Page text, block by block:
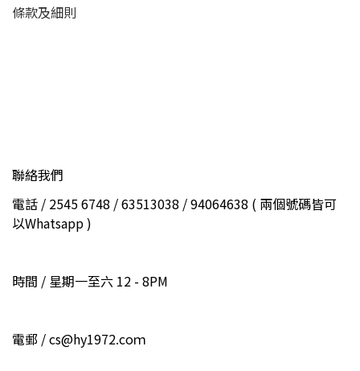
條款及細則
聯絡我們
電話 / 2545 6748 / 63513038 / 94064638 ( 兩個號碼皆可
以Whatsapp )
時間 / 星期一至六 12 - 8PM
電郵 / cs@hy1972.coｍ